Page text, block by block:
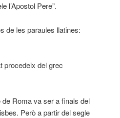
l’Apostol Pere”.
de les paraules llatines:
procedeix del grec
Roma va ser a finals del
Però a partir del segle